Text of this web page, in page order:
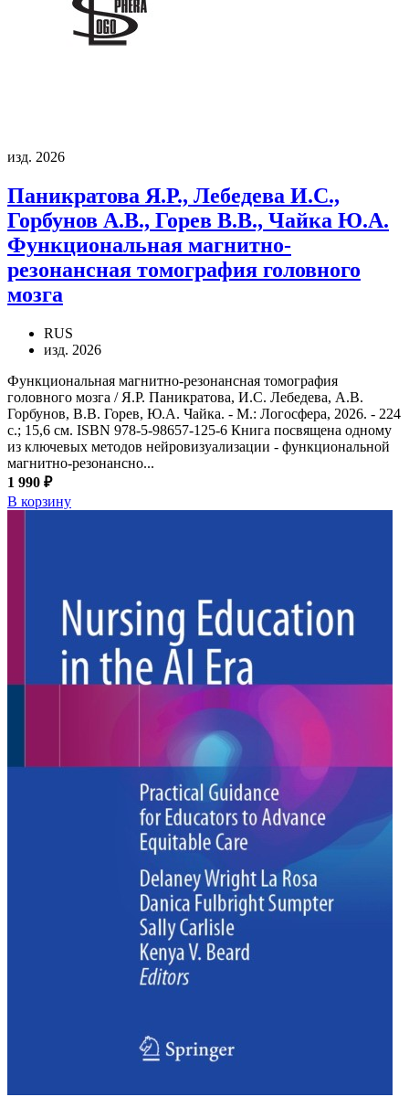
изд. 2026
Паникратова Я.Р., Лебедева И.С.,
Горбунов А.В., Горев В.В., Чайка Ю.А.
Функциональная магнитно-
резонансная томография головного
мозга
RUS
изд. 2026
Функциональная магнитно-резонансная томография
головного мозга / Я.Р. Паникратова, И.С. Лебедева, А.В.
Горбунов, В.В. Горев, Ю.А. Чайка. - М.: Логосфера, 2026. - 224
с.; 15,6 см. ISBN 978-5-98657-125-6 Книга посвящена одному
из ключевых методов нейровизуализации - функциональной
магнитно-резонансно...
1 990 ₽
В корзину